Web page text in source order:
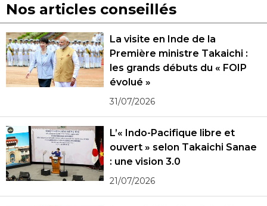
Nos articles conseillés
La visite en Inde de la
Première ministre Takaichi :
les grands débuts du « FOIP
évolué »
31/07/2026
L’« Indo-Pacifique libre et
ouvert » selon Takaichi Sanae
: une vision 3.0
21/07/2026